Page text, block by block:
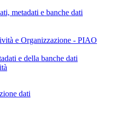
metadati e banche dati
e Organizzazione - PIAO
e della banche dati
dati